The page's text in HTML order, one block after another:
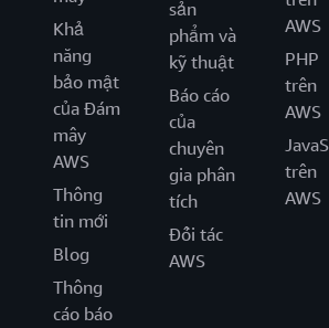
Khả
năng
bảo mật
của Đám
mây
AWS
Thông
tin mới
Blog
Thông
cáo báo
sản
phẩm và
kỹ thuật
Báo cáo
của
chuyên
gia phân
tích
Đối tác
AWS
AWS
PHP
trên
AWS
trên
AWS